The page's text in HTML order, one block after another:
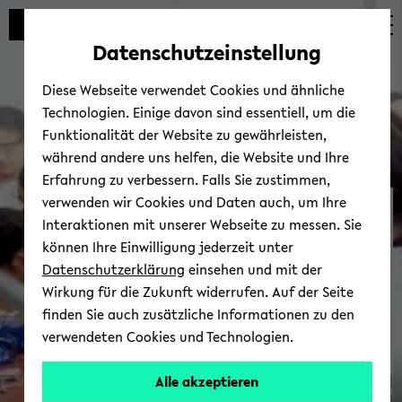
Automatische
vermeiden
zum
wechseln
zum
wechseln
zum
wechseln
Por­tal für Stu­di­en­in­ter­es­
sier­te
© Uni­ver­si­tät Bie­le­feld
Datenschutzeinstellung
Diese Webseite verwendet Cookies und ähnliche
Technologien. Einige davon sind essentiell, um die
Funktionalität der Website zu gewährleisten,
während andere uns helfen, die Website und Ihre
Erfahrung zu verbessern. Falls Sie zustimmen,
verwenden wir Cookies und Daten auch, um Ihre
Interaktionen mit unserer Webseite zu messen. Sie
können Ihre Einwilligung jederzeit unter
Datenschutzerklärung einsehen und mit der
Wirkung für die Zukunft widerrufen. Auf der Seite
finden Sie auch zusätzliche Informationen zu den
verwendeten Cookies und Technologien.
Alle akzeptieren